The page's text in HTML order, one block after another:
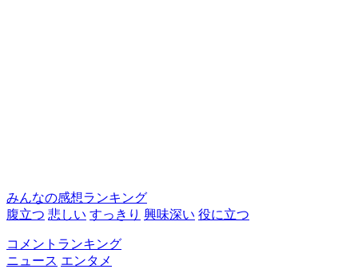
みんなの感想ランキング
腹立つ 悲しい すっきり 興味深い 役に立つ
コメントランキング
ニュース エンタメ